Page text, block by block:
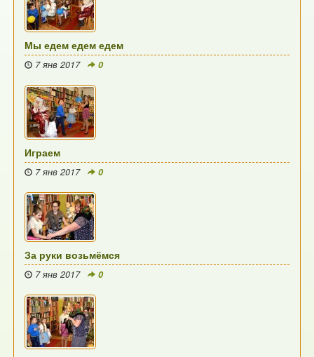
Мы едем едем едем
7 янв 2017 0
Играем
7 янв 2017 0
За руки возьмёмся
7 янв 2017 0